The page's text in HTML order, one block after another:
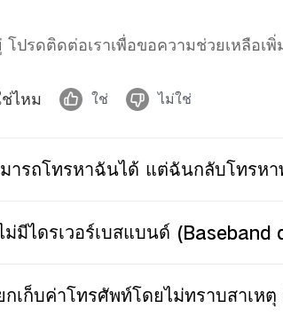
ปรดติดต่อเราเพื่อขอความช่วยเหลือเพิ่
ไหม ใช่ ไม่ใช่
ารถโทรหาฉันได้ แต่ฉันกลับโทรหา
ม่มีไดรเวอร์เบสแบนด์
กเก็บค่าโทรศัพท์โดยไม่ทราบสาเหตุ